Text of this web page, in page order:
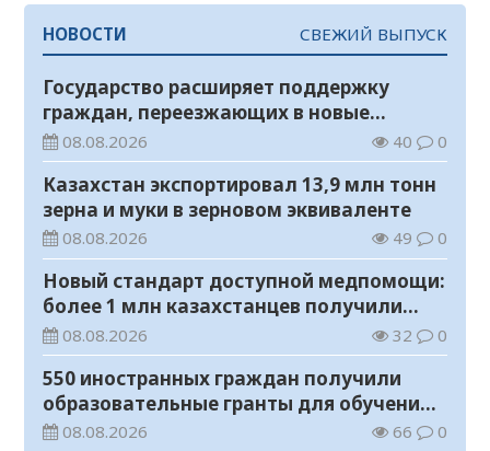
НОВОСТИ СВЕЖИЙ ВЫПУСК
Государство расширяет поддержку
граждан, переезжающих в новые
регионы для работы
08.08.2026 40 0
Казахстан экспортировал 13,9 млн тонн
зерна и муки в зерновом эквиваленте
08.08.2026 49 0
Новый стандарт доступной медпомощи:
более 1 млн казахстанцев получили
телемедицинские услуги
08.08.2026 32 0
550 иностранных граждан получили
образовательные гранты для обучения в
Казахстане
08.08.2026 66 0